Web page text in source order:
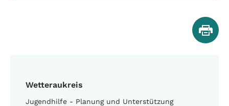
Wetteraukreis
Jugendhilfe - Planung und Unterstützung